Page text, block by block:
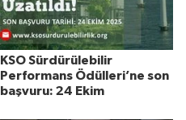
KSO Sürdürülebilir
Performans Ödülleri’ne son
başvuru: 24 Ekim